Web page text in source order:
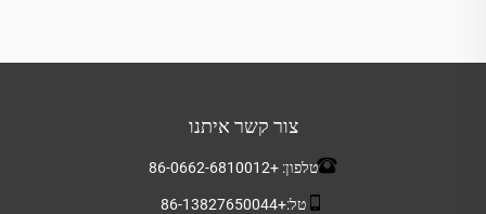
צור קשר איתנו
טלפון: +86-0662-6810012
טל:+86-13827650044